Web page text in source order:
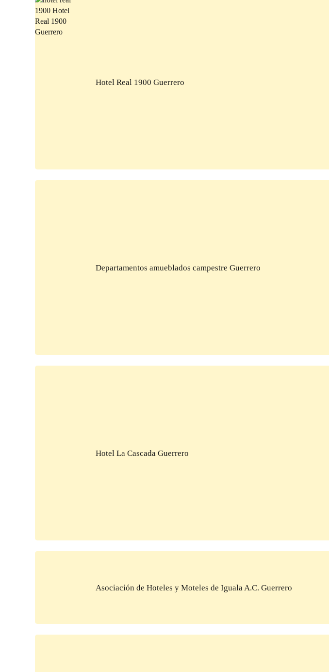
Hotel Real 1900 Guerrero
Departamentos amueblados campestre Guerrero
Hotel La Cascada Guerrero
Asociación de Hoteles y Moteles de Iguala A.C. Guerrero